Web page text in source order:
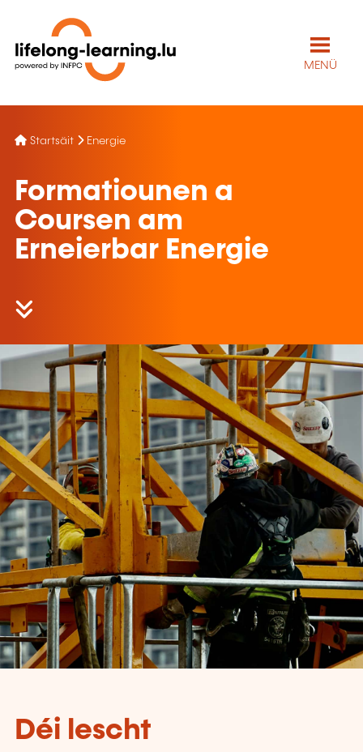
MENÜ
Startsäit Energie
Formatiounen a
Coursen am
Erneierbar Energie
Déi lescht